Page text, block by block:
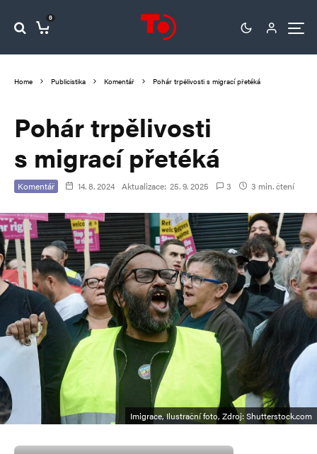
0
Home Publicistika Komentář Pohár trpělivosti s migrací přetéká
Pohár trpělivosti
s migrací přetéká
Komentář 14. 8. 2024 Aktualizace: 25. 9. 2025 3 3 min. čtení
Imigrace, Ilustrační foto, Zdroj: Shutterstock.com